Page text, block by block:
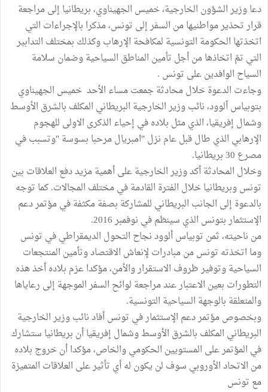
دعا وزير الشؤون الخارجية، خميس الجهيناوي، بريطانيا إلى مراجعة
قرار تحذير مواطنيها من السفر إلى تونس، مذكرا بالإجراءات التي
اتخذتها الحكومة التونسية لمكافحة الإرهاب وكذلك بمختلف التدابير
التي تمّ اتخاذها من أجل تأمين المناطق السياحية وضمان سلامة
السياح الوافدين على تونس .
وجاءت الدعوة خلال محادثة جمعت مساء الأحد خميس الجهيناوي
بتوبياس ألوود، نائب وزير الخارجية البريطاني المكلف بالشرق الأوسط
وشمال إفريقيا، الذي مثل بلاده في إحياء الذكرى الاولى للهجوم
الإرهابي الذي طال قبل عام نزل "امبريال مرحبا بسوسة "وتسبب في
مصرع 30 بريطانيا.
وخلال المحادثة أكد وزير الخارجية على أهمية مزيد دفع العلاقات بين
تونس وبريطانيا خلال الفترة القادمة في مختلف المجالات. كما توجه
بالدعوة إلى الجانب البريطاني للمشاركة بصفة مكثفة في مؤتمر دعم
الإستثمار بتونس الذي سينظم في نوفمبر 2016.
من ناحيته، ثمن توبياس ألوود نجاح التحول الديمقراطي في تونس
وما اتخذته تونس من مبادرات لإنعاش الاقتصاد وتأمين المنتجعات
السياحية وتوفير ظروف الاستقرار والأمن، مؤكدا عزم بلاده أخذ هذه
التطورات بعين الاعتبار عند مراجعة لوائح السفر الموجهة إلى رعاياها
والمتعلقة بالوجهة السياحية التونسية.
وبخصوص مؤتمر دعم الإستثمار في تونس أفاد نائب وزير الخارجية
البريطاني المكلف بالشرق الأوسط وشمال إفريقيا أن بريطانيا ستشارك
في المؤتمر على المستويين الحكومي والخاص، مؤكدا أن خروج بلاده
من الاتحاد الأوروبي سوف لن يكون له أي تأثير على العلاقات المتميزة
مع تونس